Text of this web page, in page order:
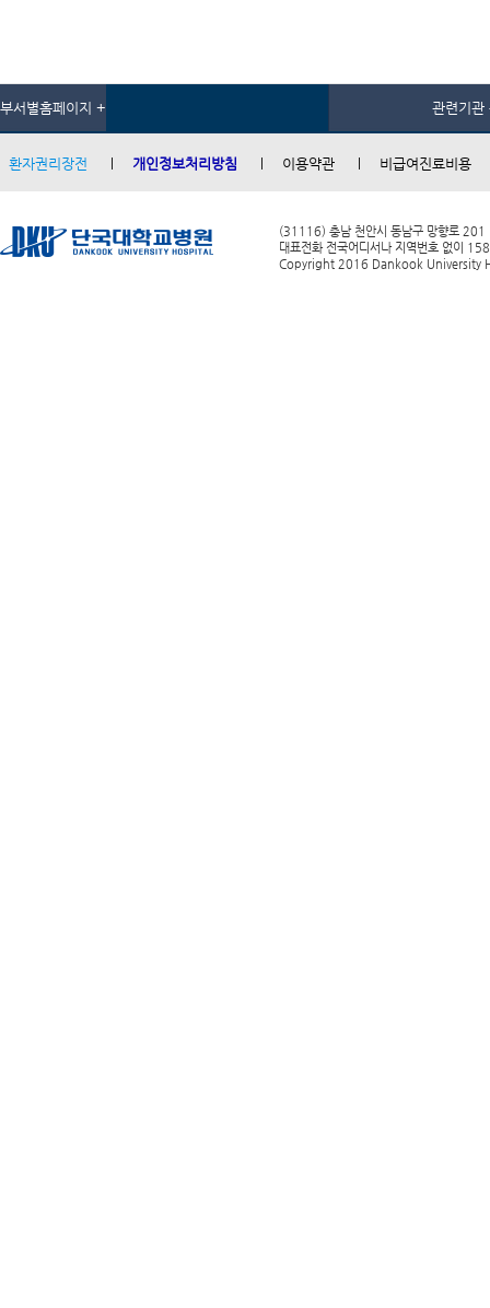
부서별홈페이지 + 관련기관
환자권리장전 개인정보처리방침 이용약관 비급여진료비용
(31116) 충남 천안시 동남구 망향로 201
대표전화 전국어디서나 지역번호 없이
Copyright 2016 Dankook University